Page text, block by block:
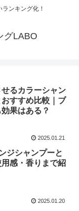
ンキング化！
グLABO
るカラーシャン
すすめ比較｜ブ
果はある？
2025.01.21
ジシャンプーと
感・香りまで紹
2025.01.20